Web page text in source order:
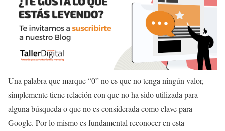
Una palabra que marque “0” no es que no tenga ningún valor,
simplemente tiene relación con que no ha sido utilizada para
alguna búsqueda o que no es considerada como clave para
Google. Por lo mismo es fundamental reconocer en esta